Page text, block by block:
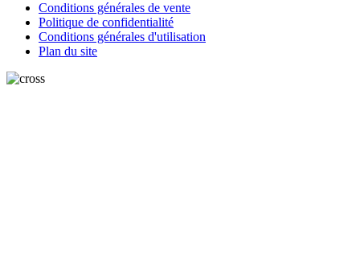
Conditions générales de vente
Politique de confidentialité
Conditions générales d'utilisation
Plan du site